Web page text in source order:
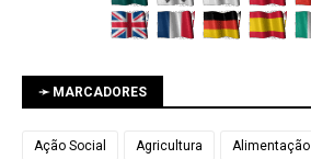
➛ MARCADORES
Ação Social Agricultura Alimentação